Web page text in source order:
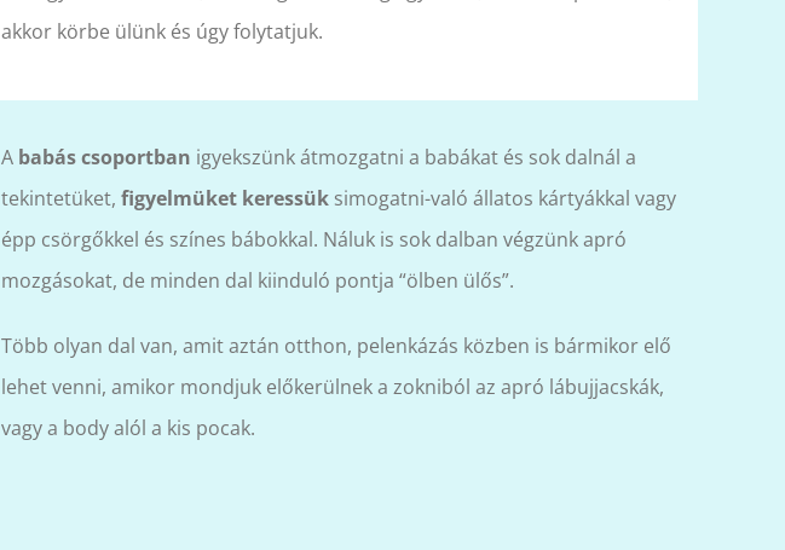
akkor körbe ülünk és úgy folytatjuk.
A babás csoportban igyekszünk átmozgatni a babákat és sok dalnál a
tekintetüket, figyelmüket keressük simogatni-való állatos kártyákkal vagy
épp csörgőkkel és színes bábokkal. Náluk is sok dalban végzünk apró
mozgásokat, de minden dal kiinduló pontja “ölben ülős”.
Több olyan dal van, amit aztán otthon, pelenkázás közben is bármikor elő
lehet venni, amikor mondjuk előkerülnek a zokniból az apró lábujjacskák,
vagy a body alól a kis pocak.